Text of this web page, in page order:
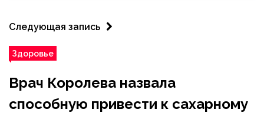
Следующая запись
Здоровье
Врач Королева назвала
способную привести к сахарному